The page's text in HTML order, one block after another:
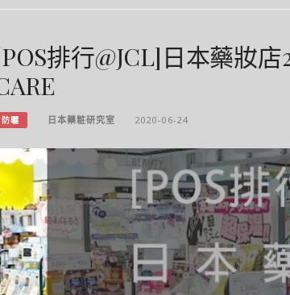
排行@JCL]日本藥妝
防曬 日本藥粧研究室 2020-06-24